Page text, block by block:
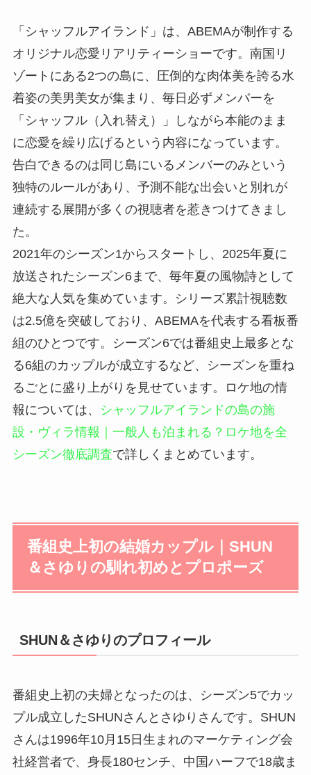
「シャッフルアイランド」は、ABEMAが制作する
オリジナル恋愛リアリティーショーです。南国リ
ゾートにある2つの島に、圧倒的な肉体美を誇る水
着姿の美男美女が集まり、毎日必ずメンバーを
「シャッフル（入れ替え）」しながら本能のまま
に恋愛を繰り広げるという内容になっています。
告白できるのは同じ島にいるメンバーのみという
独特のルールがあり、予測不能な出会いと別れが
連続する展開が多くの視聴者を惹きつけてきまし
た。
2021年のシーズン1からスタートし、2025年夏に
放送されたシーズン6まで、毎年夏の風物詩として
絶大な人気を集めています。シリーズ累計視聴数
は2.5億を突破しており、ABEMAを代表する看板番
組のひとつです。シーズン6では番組史上最多とな
る6組のカップルが成立するなど、シーズンを重ね
るごとに盛り上がりを見せています。ロケ地の情
報については、
シャッフルアイランドの島の施
設・ヴィラ情報｜一般人も泊まれる？ロケ地を全
シーズン徹底調査で詳しくまとめています。
番組史上初の結婚カップル｜SHUN
＆さゆりの馴れ初めとプロポーズ
SHUN＆さゆりのプロフィール
番組史上初の夫婦となったのは、シーズン5でカッ
プル成立したSHUNさんとさゆりさんです。SHUN
さんは1996年10月15日生まれのマーケティング会
社経営者で、身長180センチ、中国ハーフで18歳ま